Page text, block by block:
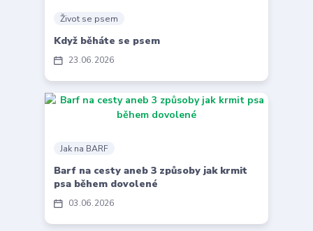
23 06 2026
Život se psem
Když běháte se psem
03 06 2026
Jak na BARF
Barf na cesty aneb 3 způsoby jak krmit
psa během dovolené